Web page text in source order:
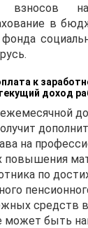
взносов
в
к
доход
на
повышения
по
средств
может быть